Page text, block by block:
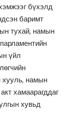
бүхэлд
баримт
тухай, намын
үйл
хууль, намын
хамаарагддаг
хувьд